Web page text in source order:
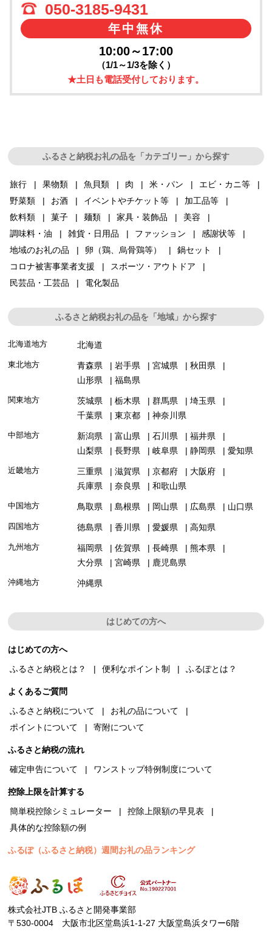
050-3185-9431
年中無休
10:00～17:00
（1/1～1/3を除く）
★土日も電話受付しております。
ふるさと納税お礼の品を「カテゴリー」から探す
旅行 果物類 魚貝類 肉 米・パン
エビ・カニ等
野菜類
お酒 イベントやチケット等
加工品等
飲料類
菓子 麺類 家具・装飾品
美容
調味料・油
雑貨・日用品 ファッション
感謝状等
地域のお礼の品
卵（鶏、烏骨鶏等）
鍋セット
コロナ被害事業者支援
スポーツ・アウトドア
民芸品・工芸品
電化製品
ふるさと納税お礼の品を「地域」から探す
北海道地方 北海道
東北地方 青森県 岩手県 宮城県
秋田県
山形県
福島県
関東地方 茨城県 栃木県 群馬県
埼玉県
千葉県
東京都 神奈川県
中部地方 新潟県 富山県 石川県
福井県
山梨県
長野県 岐阜県 静岡県 愛知県
近畿地方 三重県 滋賀県 京都府
大阪府
兵庫県
奈良県 和歌山県
中国地方 鳥取県 島根県 岡山県 広島県 山口県
四国地方 徳島県 香川県 愛媛県 高知県
九州地方 福岡県 佐賀県 長崎県
熊本県
大分県
宮崎県 鹿児島県
沖縄地方 沖縄県
はじめての方へ
はじめての方へ
ふるさと納税とは？
便利なポイント制 ふるぽとは？
よくあるご質問
ふるさと納税について
お礼の品について
ポイントについて
寄附について
ふるさと納税の流れ
確定申告について
ワンストップ特例制度について
控除上限を計算する
簡単税控除シミュレーター
控除上限額の早見表
具体的な控除額の例
ふるぽ（ふるさと納税）週間お礼の品ランキング
株式会社JTB ふるさと開発事業部
〒530-0004 大阪市北区堂島浜1-1-27 大阪堂島浜タワー6階